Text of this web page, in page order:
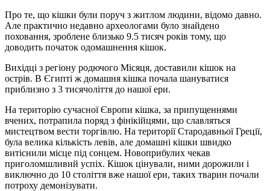
Про те, що кішки були поруч з житлом людини, відомо давно.
Але практично недавно археологами було знайдено
поховання, зроблене близько 9.5 тисяч років тому, що
доводить початок одомашнення кішок.
Вихідці з регіону родючого Місяця, доставили кішок на
острів. В Єгипті ж домашня кішка почала шануватися
приблизно з 3 тисячоліття до нашої ери.
На територію сучасної Європи кішка, за припущеннями
вчених, потрапила поряд з фінікійцями, що славляться
мистецтвом вести торгівлю. На території Стародавньої Греції,
була велика кількість левів, але домашні кішки швидко
витіснили місце під сонцем. Новоприбулих чекав
приголомшливий успіх. Кішок цінували, ними дорожили і
виключно до 10 століття вже нашої ери, таких тварин почали
потроху демонізувати.